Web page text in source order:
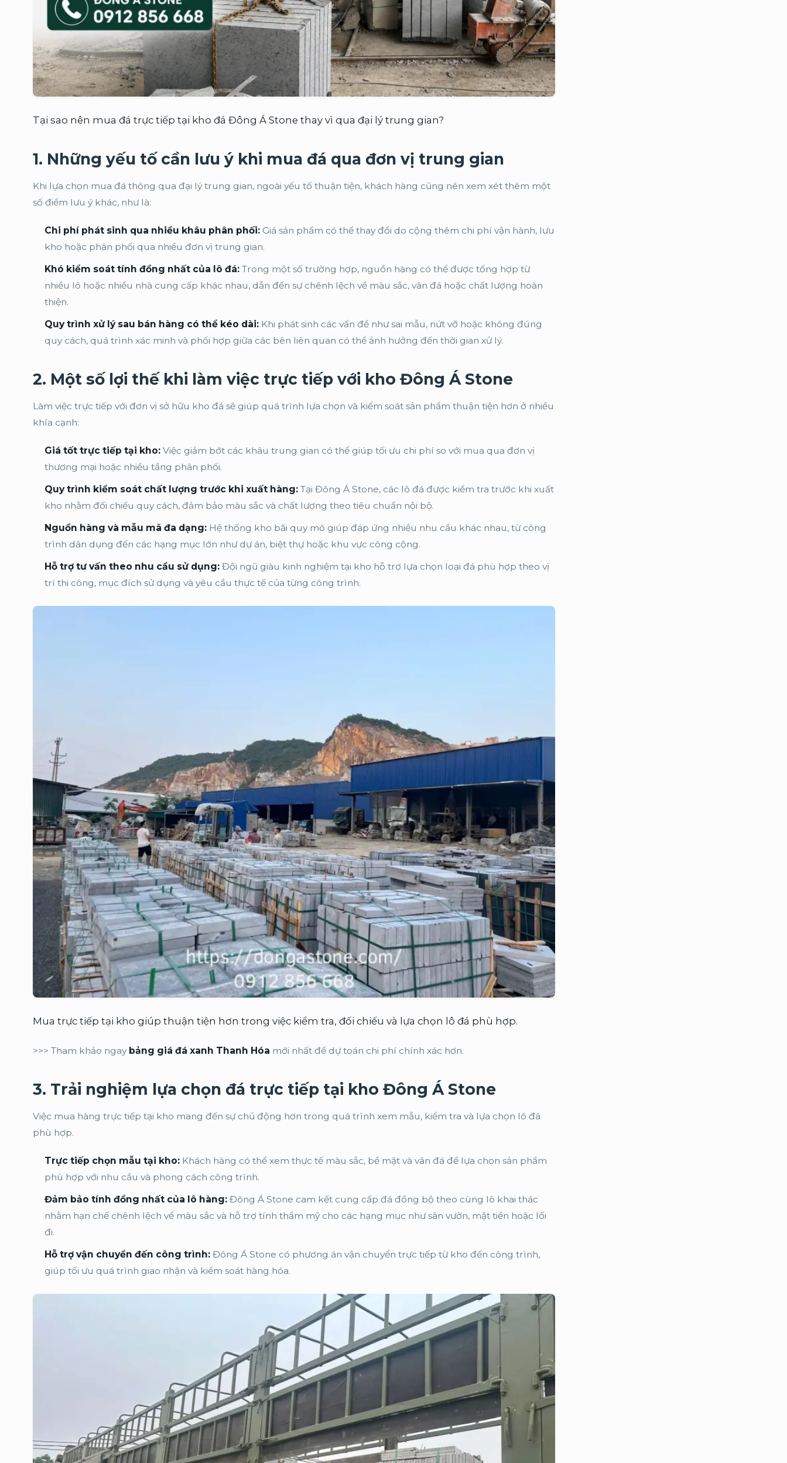
Tại sao nên mua đá trực tiếp tại kho đá Đông Á Stone thay vì qua đại lý trung gian?
1. Những yếu tố cần lưu ý khi mua đá qua đơn vị trung gian
Khi lựa chọn mua đá thông qua đại lý trung gian, ngoài yếu tố thuận tiện, khách hàng cũng nên xem xét thêm một
số điểm lưu ý khác, như là:
Chi phí phát sinh qua nhiều khâu phân phối: Giá sản phẩm có thể thay đổi do cộng thêm chi phí vận hành, lưu
kho hoặc phân phối qua nhiều đơn vị trung gian.
Khó kiểm soát tính đồng nhất của lô đá: Trong một số trường hợp, nguồn hàng có thể được tổng hợp từ
nhiều lô hoặc nhiều nhà cung cấp khác nhau, dẫn đến sự chênh lệch về màu sắc, vân đá hoặc chất lượng hoàn
thiện.
Quy trình xử lý sau bán hàng có thể kéo dài: Khi phát sinh các vấn đề như sai mẫu, nứt vỡ hoặc không đúng
quy cách, quá trình xác minh và phối hợp giữa các bên liên quan có thể ảnh hưởng đến thời gian xử lý.
2. Một số lợi thế khi làm việc trực tiếp với kho Đông Á Stone
Làm việc trực tiếp với đơn vị sở hữu kho đá sẽ giúp quá trình lựa chọn và kiểm soát sản phẩm thuận tiện hơn ở nhiều
khía cạnh:
Giá tốt trực tiếp tại kho: Việc giảm bớt các khâu trung gian có thể giúp tối ưu chi phí so với mua qua đơn vị
thương mại hoặc nhiều tầng phân phối.
Quy trình kiểm soát chất lượng trước khi xuất hàng: Tại Đông Á Stone, các lô đá được kiểm tra trước khi xuất
kho nhằm đối chiếu quy cách, đảm bảo màu sắc và chất lượng theo tiêu chuẩn nội bộ.
Nguồn hàng và mẫu mã đa dạng: Hệ thống kho bãi quy mô giúp đáp ứng nhiều nhu cầu khác nhau, từ công
trình dân dụng đến các hạng mục lớn như dự án, biệt thự hoặc khu vực công cộng.
Hỗ trợ tư vấn theo nhu cầu sử dụng: Đội ngũ giàu kinh nghiệm tại kho hỗ trợ lựa chọn loại đá phù hợp theo vị
trí thi công, mục đích sử dụng và yêu cầu thực tế của từng công trình.
Mua trực tiếp tại kho giúp thuận tiện hơn trong việc kiểm tra, đối chiếu và lựa chọn lô đá phù hợp.
>>> Tham khảo ngay bảng giá đá xanh Thanh Hóa mới nhất để dự toán chi phí chính xác hơn.
3. Trải nghiệm lựa chọn đá trực tiếp tại kho Đông Á Stone
Việc mua hàng trực tiếp tại kho mang đến sự chủ động hơn trong quá trình xem mẫu, kiểm tra và lựa chọn lô đá
phù hợp.
Trực tiếp chọn mẫu tại kho: Khách hàng có thể xem thực tế màu sắc, bề mặt và vân đá để lựa chọn sản phẩm
phù hợp với nhu cầu và phong cách công trình.
Đảm bảo tính đồng nhất của lô hàng: Đông Á Stone cam kết cung cấp đá đồng bộ theo cùng lô khai thác
nhằm hạn chế chênh lệch về màu sắc và hỗ trợ tính thẩm mỹ cho các hạng mục như sân vườn, mặt tiền hoặc lối
đi.
Hỗ trợ vận chuyển đến công trình: Đông Á Stone có phương án vận chuyển trực tiếp từ kho đến công trình,
giúp tối ưu quá trình giao nhận và kiểm soát hàng hóa.